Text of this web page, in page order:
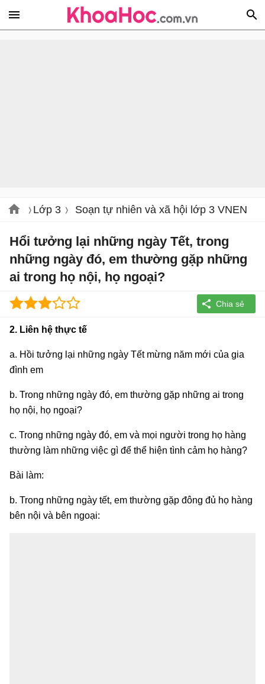
Lớp 3 Soạn tự nhiên và xã hội lớp 3 VNEN
Hổi tưởng lại những ngày Tết, trong
những ngày đó, em thường gặp những
ai trong họ nội, họ ngoại?
2. Liên hệ thực tế
a. Hồi tưởng lại những ngày Tết mừng năm mới của gia
đình em
b. Trong những ngày đó, em thường gặp những ai trong
họ nội, họ ngoại?
c. Trong những ngày đó, em và mọi người trong họ hàng
thường làm những việc gì để thể hiện tình cảm họ hàng?
Bài làm:
b. Trong những ngày tết, em thường gặp đông đủ họ hàng
bên nội và bên ngoại: